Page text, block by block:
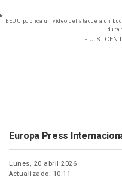
EEUU publica un vídeo del ataque a un
- U.S.
Europa Press
Lunes, 20 abril 2026
Actualizado: 10:11